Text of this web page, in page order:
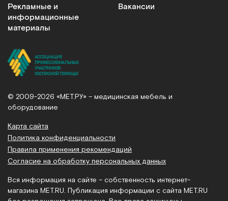
Рекламные и
информационные
материалы
Вакансии
© 2009-2026 «МЕТ.РУ» – медицинская мебель и
оборудование
Карта сайта
Политика конфиденциальности
Правила применения рекомендаций
Согласие на обработку персональных данных
Вся информация на сайте – собственность интернет-
магазина MET.RU. Публикация информации с сайта MET.RU